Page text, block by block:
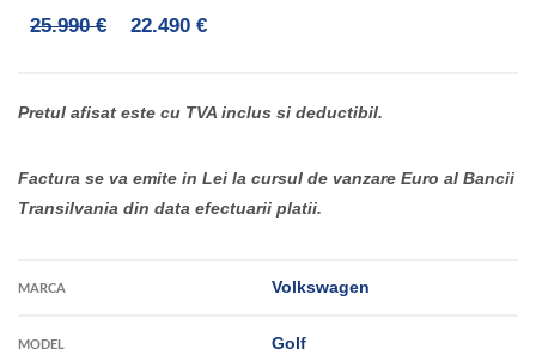
25.990 € 22.490 €
Pretul afisat este cu TVA inclus si deductibil.
Factura se va emite in Lei la cursul de vanzare Euro al Bancii
Transilvania din data efectuarii platii.
MARCA Volkswagen
MODEL Golf